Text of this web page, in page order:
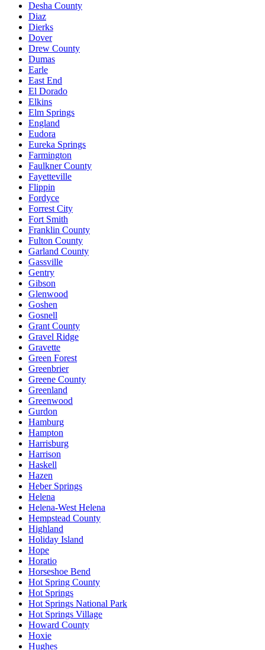
Desha County
Diaz
Dierks
Dover
Drew County
Dumas
Earle
East End
El Dorado
Elkins
Elm Springs
England
Eudora
Eureka Springs
Farmington
Faulkner County
Fayetteville
Flippin
Fordyce
Forrest City
Fort Smith
Franklin County
Fulton County
Garland County
Gassville
Gentry
Gibson
Glenwood
Goshen
Gosnell
Grant County
Gravel Ridge
Gravette
Green Forest
Greenbrier
Greene County
Greenland
Greenwood
Gurdon
Hamburg
Hampton
Harrisburg
Harrison
Haskell
Hazen
Heber Springs
Helena
Helena-West Helena
Hempstead County
Highland
Holiday Island
Hope
Horatio
Horseshoe Bend
Hot Spring County
Hot Springs
Hot Springs National Park
Hot Springs Village
Howard County
Hoxie
Hughes